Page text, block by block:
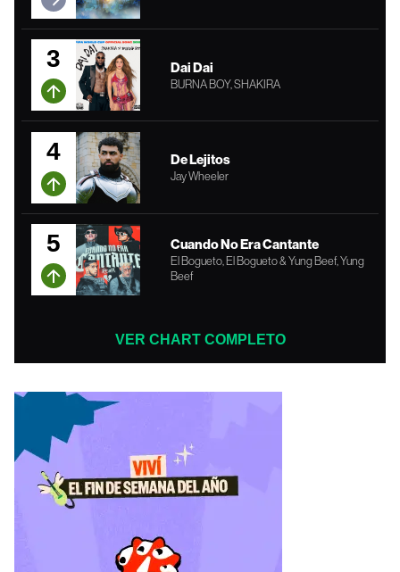
3 Dai Dai
BURNA BOY, SHAKIRA
4 De Lejitos
Jay Wheeler
5 Cuando No Era Cantante
El Bogueto, El Bogueto & Yung Beef, Yung
Beef
VER CHART COMPLETO